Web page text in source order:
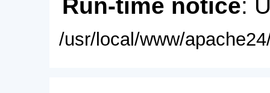
Run-time notice:
/usr/local/www/